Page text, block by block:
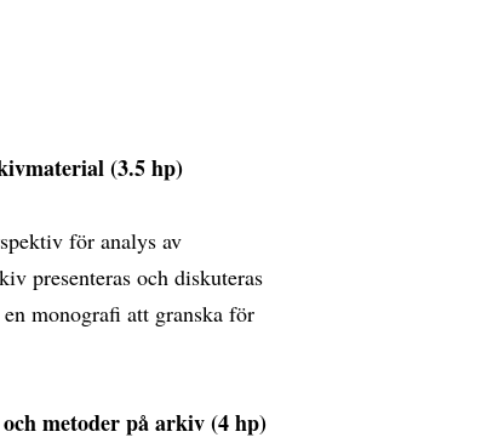
(3.5 hp)
för analys av
presenteras och diskuteras
monografi att granska för
metoder på arkiv (4 hp)